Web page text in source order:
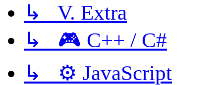
↳ V. Extra
↳ 🎮 C++ / C#
↳ ⚙️ JavaScript